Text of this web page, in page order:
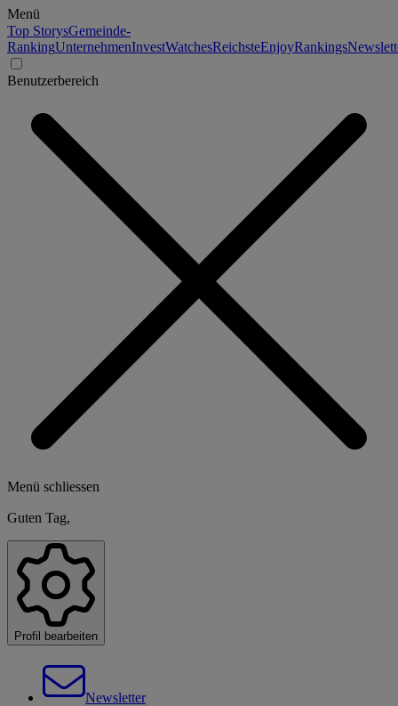
Menü
Top StorysGemeinde-
RankingUnternehmenInvestWatchesReichsteEnjoyRankings
Benutzerbereich
Menü schliessen
Guten Tag,
Profil bearbeiten
Newsletter